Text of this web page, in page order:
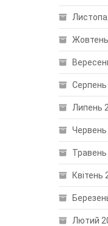
Липень
Квітень
Лютий